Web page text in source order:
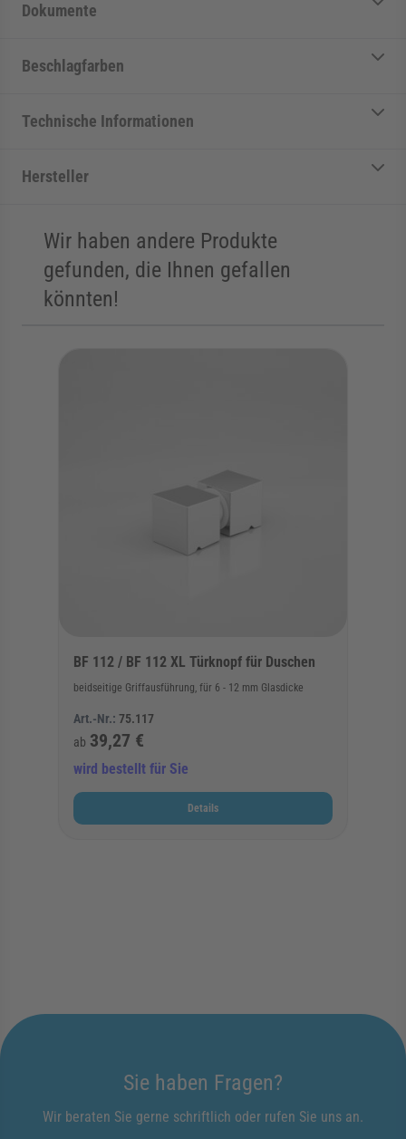
Dokumente
Beschlagfarben
Technische Informationen
Hersteller
Wir haben andere Produkte
gefunden, die Ihnen gefallen
könnten!
BF 112 / BF 112 XL Türknopf für Duschen
beidseitige Griffausführung, für 6 - 12 mm Glasdicke
Art.-Nr.: 75.117
ab 39,27 €
wird bestellt für Sie
Details
Sie haben Fragen?
Wir beraten Sie gerne schriftlich oder rufen Sie uns an.